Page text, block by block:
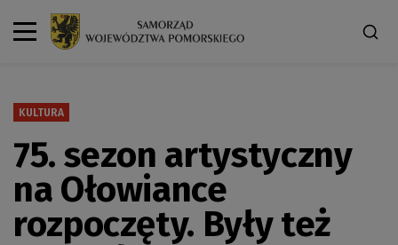
KULTURA
75. sezon artystyczny
na Ołowiance
rozpoczęty. Były też